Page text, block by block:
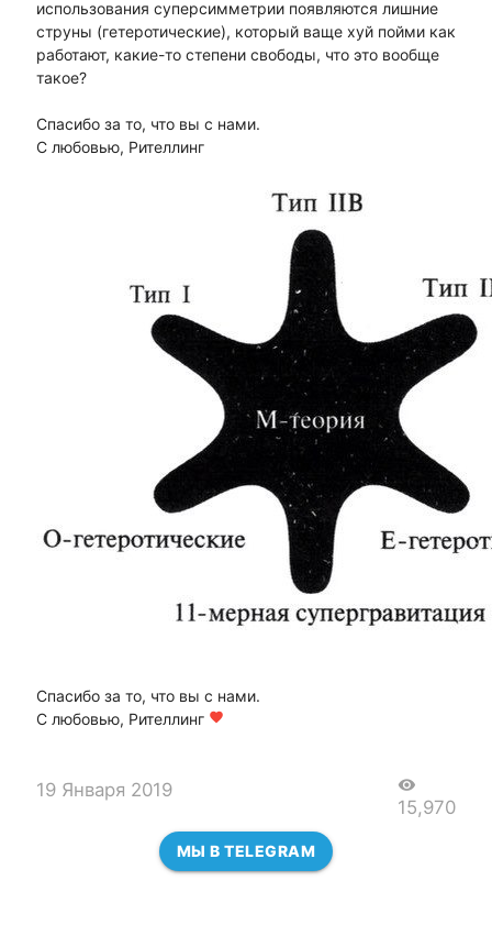
использования суперсимметрии появляются лишние
струны (гетеротические), который ваще хуй пойми как
работают, какие-то степени свободы, что это вообще
такое?
Спасибо за то, что вы с нами.
С любовью, Рителлинг
Спасибо за то, что вы с нами.
С любовью, Рителлинг favorite
19 Января 2019 visibility
15,970
МЫ В TELEGRAM